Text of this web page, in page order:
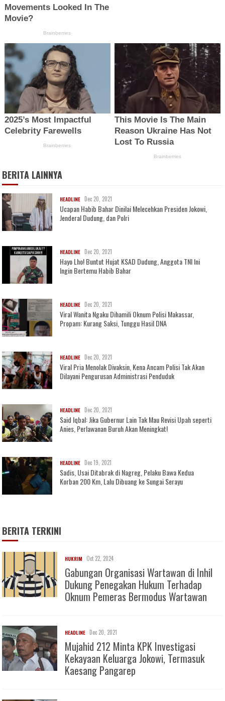
BERITA LAINNYA
HEADLINE Dec 20, 2021
Ucapan Habib Bahar Dinilai Melecehkan Presiden Jokowi,
Jenderal Dudung, dan Polri
HEADLINE Dec 20, 2021
Hayo Lho! Buntut Hujat KSAD Dudung, Anggota TNI Ini
Ingin Bertemu Habib Bahar
HEADLINE Dec 20, 2021
Viral Wanita Ngaku Dihamili Oknum Polisi Makassar,
Propam: Kurang Saksi, Tunggu Hasil DNA
HEADLINE Dec 20, 2021
Viral Pria Menolak Divaksin, Kena Ancam Polisi Tak Akan
Dilayani Pengurusan Administrasi Penduduk
HEADLINE Dec 20, 2021
Said Iqbal: Jika Gubernur Lain Tak Mau Revisi Upah seperti
Anies, Perlawanan Buruh Akan Meningkat!
HEADLINE Dec 19, 2021
Sadis, Usai Ditabrak di Nagreg, Pelaku Bawa Kedua
Korban 200 Km, Lalu Dibuang ke Sungai Serayu
BERITA TERKINI
HUKRIM Oct 22, 2024
Gabungan Organisasi Wartawan di Inhil
Dukung Penegakan Hukum Terhadap
Oknum Pemeras Bermodus Wartawan
HEADLINE Dec 20, 2021
Mujahid 212 Minta KPK Investigasi
Kekayaan Keluarga Jokowi, Termasuk
Kaesang Pangarep